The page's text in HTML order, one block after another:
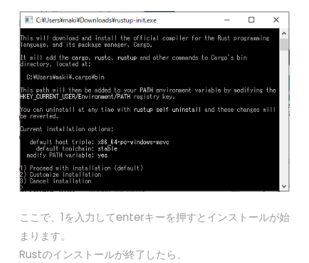
ここで、1を入力してenterキーを押すとインストールが始
まります。
Rustのインストールが終了したら、